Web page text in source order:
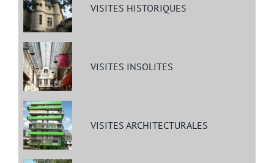
VISITES HISTORIQUES
VISITES INSOLITES
VISITES ARCHITECTURALES